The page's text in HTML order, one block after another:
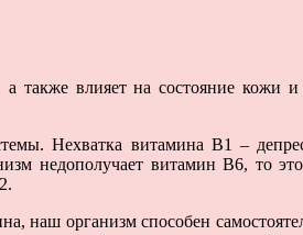
также влияет на состояние кожи
Нехватка витамина В1 –
недополучает витамин В6, то
наш организм способен